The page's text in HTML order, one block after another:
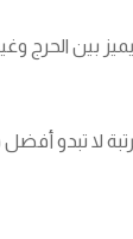
بين الحرج
لا تبدو